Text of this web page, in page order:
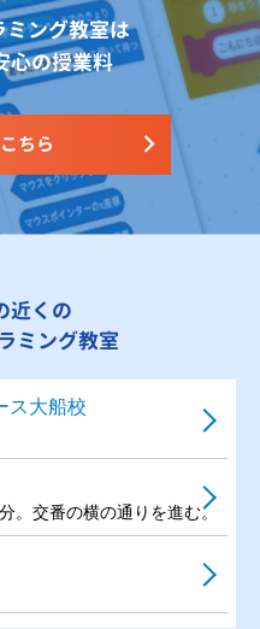
ング教室は
心の授業料
ちら
近くの
ミング教室
ス大船校
。交番の横の通りを進む。